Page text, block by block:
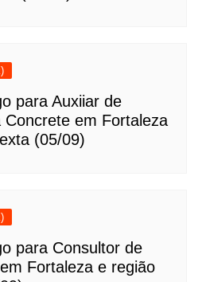
para Auxiiar de
Concrete em Fortaleza
(05/09)
para Consultor de
Fortaleza e região